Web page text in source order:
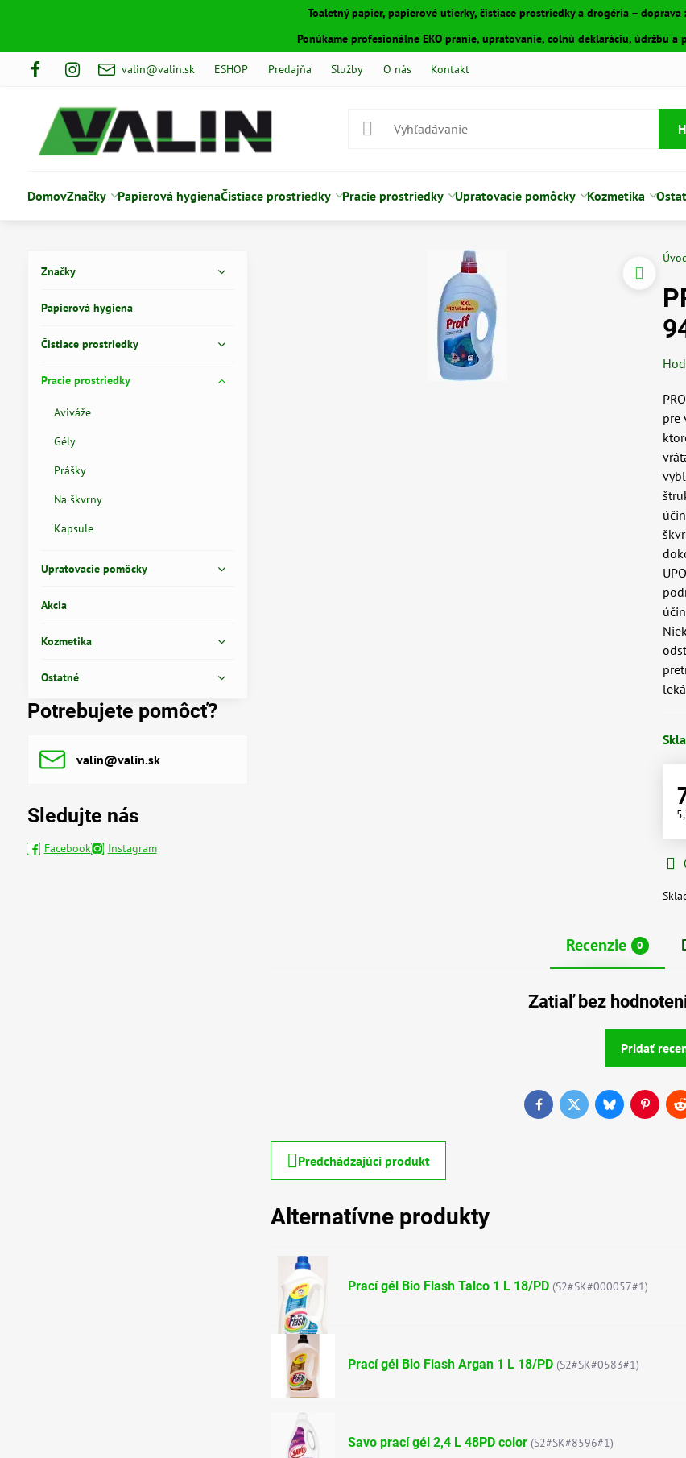
Toaletný papier, papierové utierky, čistiace prostriedky a drogéria – doprava
Ponúkame profesionálne EKO pranie, upratovanie, colnú deklaráciu, údržbu a
valin@valin.sk ESHOP Predajňa Služby O nás Kontakt
DomovZnačky Papierová hygienaČistiace prostriedky Pracie prostriedky Upratovacie pomôcky Kozmetika
pre
Recenzie 0
Zatiaľ bez
Pridať
FacebookTwitterBluesky
Predchádzajúci produkt
Alternatívne produkty
Prací gél Bio Flash Talco 1 L 18/PD (S2#SK#000057#1)
Prací gél Bio Flash Argan 1 L 18/PD (S2#SK#0583#1)
Savo prací gél 2,4 L 48PD color (S2#SK#8596#1)
Značky
Papierová hygiena
Čistiace prostriedky
Pracie prostriedky
Aviváže
Gély
Prášky
Na škvrny
Kapsule
Upratovacie pomôcky
Akcia
Kozmetika
Ostatné
Potrebujete pomôcť?
valin​@valin​.sk
Sledujte nás
Facebook Instagram